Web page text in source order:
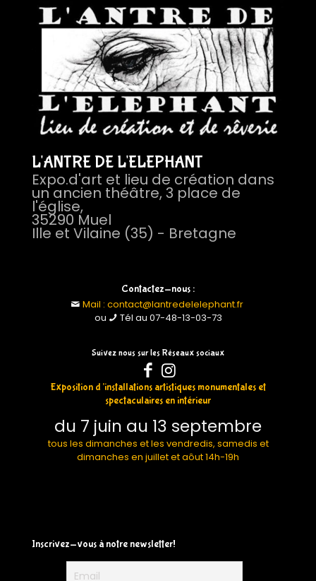
L'ANTRE DE L'ELEPHANT
Expo.d'art et lieu de création dans
un ancien théâtre, 3 place de
l'église,
35290 Muel
Ille et Vilaine (35) - Bretagne
Contactez-nous :
Mail : contact@lantredelelephant.fr
ou
Tél au 07-48-13-03-73
Suivez nous sur les Réseaux sociaux
Exposition d’installations artistiques monumentales et
spectaculaires en intérieur
du 7 juin au 13 septembre
tous les dimanches et les vendredis, samedis et
dimanches en juillet et aôut 14h-19h
Inscrivez-vous à notre newsletter!